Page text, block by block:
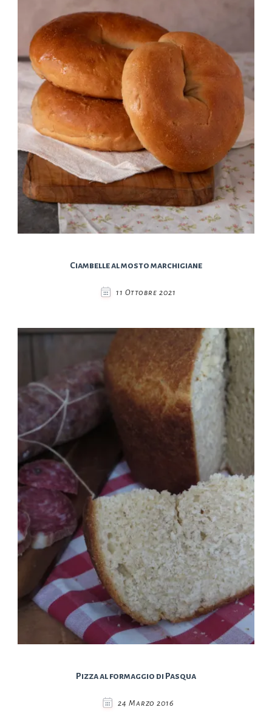
Ciambelle al mosto marchigiane
11 Ottobre 2021
Pizza al formaggio di Pasqua
24 Marzo 2016